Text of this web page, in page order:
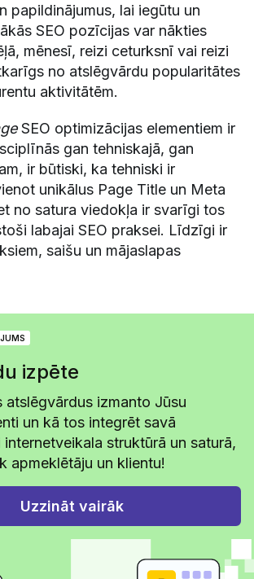
papildinājumus, lai iegūtu un
SEO pozīcijas var nākties
mēnesī, reizi ceturksnī vai reizi
no atslēgvārdu popularitātes
aktivitātēm.
SEO optimizācijas elementiem ir
gan tehniskajā, gan
ir būtiski, ka tehniski ir
unikālus Page Title un Meta
no satura viedokļa ir svarīgi tos
labajai SEO praksei. Līdzīgi ir
saišu un mājaslapas
izpēte
atslēgvārdus izmanto Jūsu
un kā tos integrēt savā
internetveikala struktūrā un saturā,
apmeklētāju un klientu!
Uzzināt vairāk